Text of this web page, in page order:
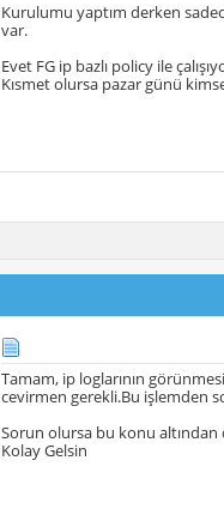
Kurulumu yaptım derken
var.
Evet FG ip bazlı policy ile
Kısmet olursa pazar günü
Tamam, ip loglarının
cevirmen gerekli.Bu işlemden
Sorun olursa bu konu altından
Kolay Gelsin